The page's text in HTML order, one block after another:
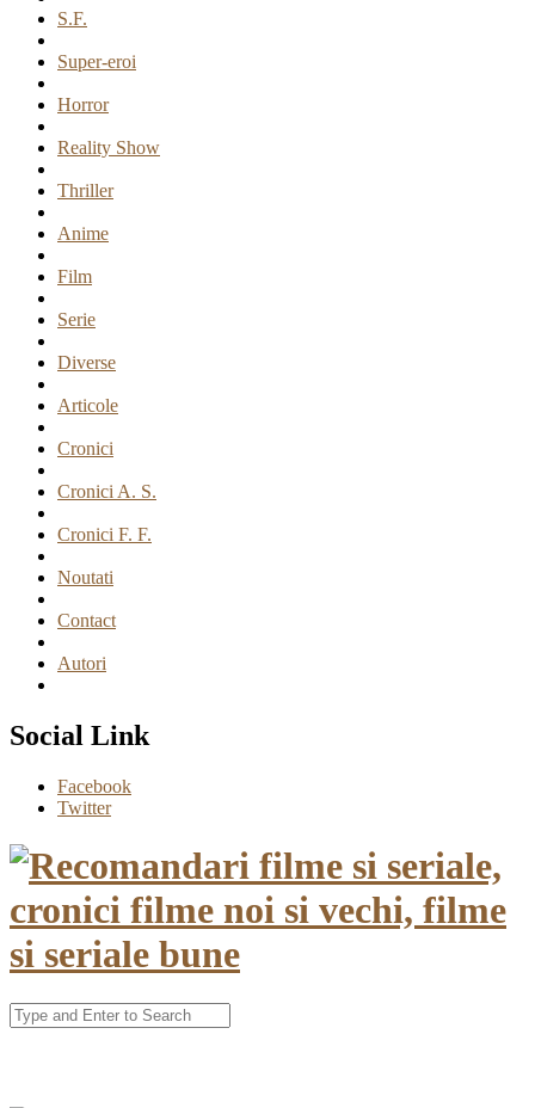
S.F.
Super-eroi
Horror
Reality Show
Thriller
Anime
Film
Serie
Diverse
Articole
Cronici
Cronici A. S.
Cronici F. F.
Noutati
Contact
Autori
Social Link
Facebook
Twitter